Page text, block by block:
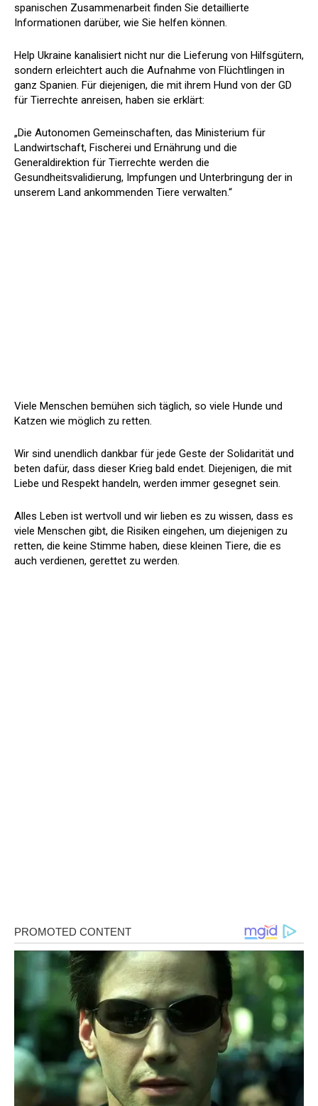
spanischen Zusammenarbeit finden Sie detaillierte
Informationen darüber, wie Sie helfen können.
Help Ukraine kanalisiert nicht nur die Lieferung von Hilfsgütern,
sondern erleichtert auch die Aufnahme von Flüchtlingen in
ganz Spanien. Für diejenigen, die mit ihrem Hund von der GD
für Tierrechte anreisen, haben sie erklärt:
„Die Autonomen Gemeinschaften, das Ministerium für
Landwirtschaft, Fischerei und Ernährung und die
Generaldirektion für Tierrechte werden die
Gesundheitsvalidierung, Impfungen und Unterbringung der in
unserem Land ankommenden Tiere verwalten.“
Viele Menschen bemühen sich täglich, so viele Hunde und
Katzen wie möglich zu retten.
Wir sind unendlich dankbar für jede Geste der Solidarität und
beten dafür, dass dieser Krieg bald endet. Diejenigen, die mit
Liebe und Respekt handeln, werden immer gesegnet sein.
Alles Leben ist wertvoll und wir lieben es zu wissen, dass es
viele Menschen gibt, die Risiken eingehen, um diejenigen zu
retten, die keine Stimme haben, diese kleinen Tiere, die es
auch verdienen, gerettet zu werden.